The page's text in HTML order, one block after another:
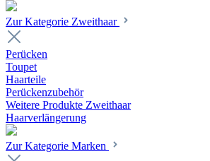
Zur Kategorie Zweithaar
Perücken
Toupet
Haarteile
Perückenzubehör
Weitere Produkte Zweithaar
Haarverlängerung
Zur Kategorie Marken